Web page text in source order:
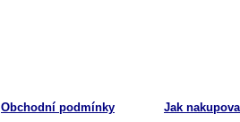
Obchodní podmínky Jak